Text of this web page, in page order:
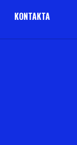
KONTAKTA